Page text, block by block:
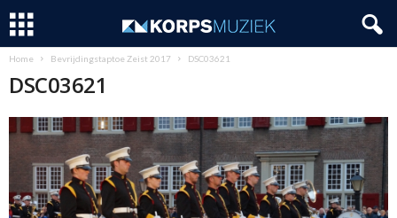
Home Bevrijdingstaptoe Zeist 2017 DSC03621
DSC03621